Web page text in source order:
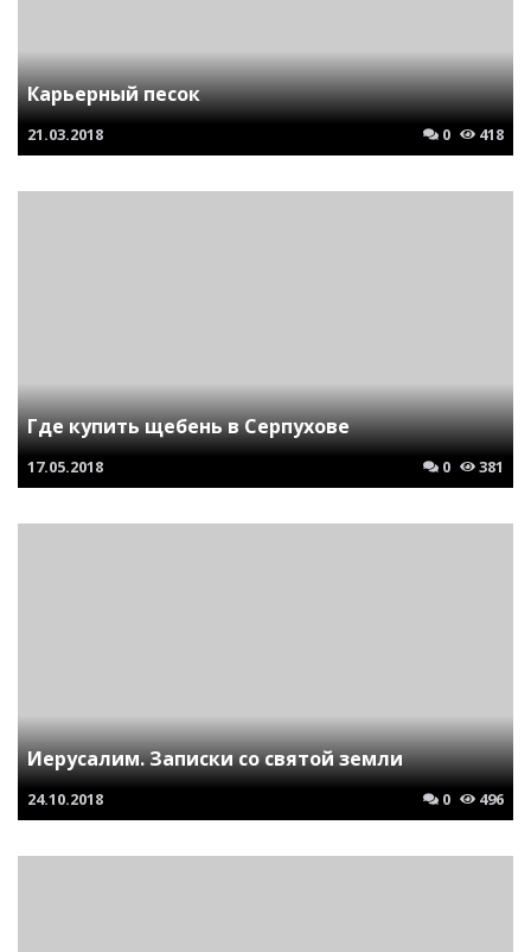
Карьерный песок
21.03.2018 0 418
Где купить щебень в Серпухове
17.05.2018 0 381
Иерусалим. Записки со святой земли
24.10.2018 0 496